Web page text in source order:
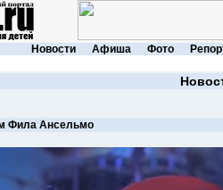
Новости Афиша Фото
Фила Ансельмо